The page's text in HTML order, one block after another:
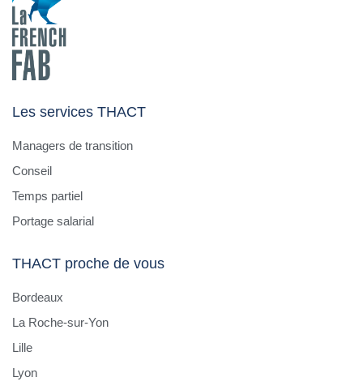
Les services THACT
Managers de transition
Conseil
Temps partiel
Portage salarial
THACT proche de vous
Bordeaux
La Roche-sur-Yon
Lille
Lyon